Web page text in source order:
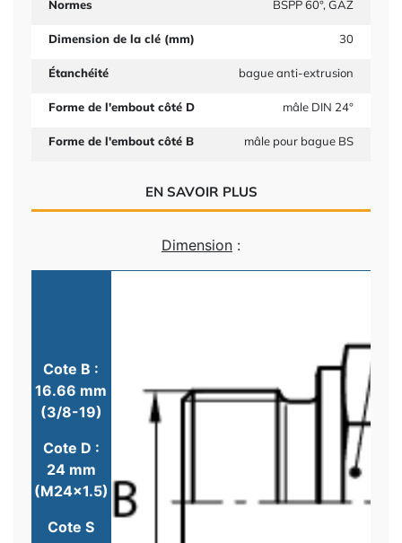
Normes BSPP 60°, GAZ
Dimension de la clé (mm) 30
Étanchéité bague anti-extrusion
Forme de l'embout côté D mâle DIN 24°
Forme de l'embout côté B mâle pour bague BS
EN SAVOIR PLUS
Dimension :
Cote B :
16.66 mm
(3/8-19)
Cote D :
24 mm
(M24x1.5)
Cote S